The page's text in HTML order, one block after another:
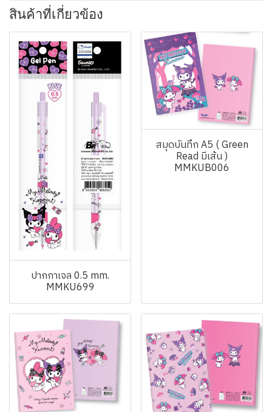
สินค้าที่เกี่ยวข้อง
ปากกาเจล 0.5 mm.
MMKU699
สมุดบันทึก A5 ( Green
Read มีเส้น )
MMKUB006